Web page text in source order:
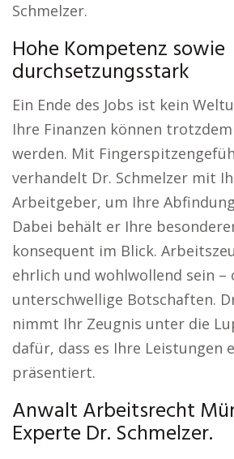
Schmelzer.
Hohe Kompetenz sowie
durchsetzungsstark
Ein Ende des Jobs ist kein
Ihre Finanzen können
werden. Mit
verhandelt Dr. Schmelzer mit
Arbeitgeber, um Ihre
Dabei behält er Ihre
konsequent im Blick.
ehrlich und wohlwollend sein –
unterschwellige Botschaften.
nimmt Ihr Zeugnis unter die
dafür, dass es Ihre Leistungen
präsentiert.
Anwalt Arbeitsrecht
Experte Dr. Schmelzer.